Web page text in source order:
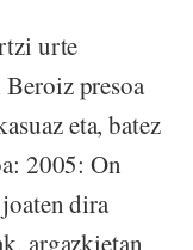
urte
presoa
eta, batez
2005: On
dira